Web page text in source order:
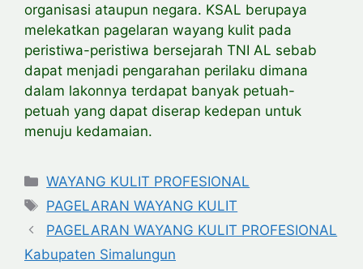
organisasi ataupun negara. KSAL berupaya
melekatkan pagelaran wayang kulit pada
peristiwa-peristiwa bersejarah TNI AL sebab
dapat menjadi pengarahan perilaku dimana
dalam lakonnya terdapat banyak petuah-
petuah yang dapat diserap kedepan untuk
menuju kedamaian.
Categories
WAYANG KULIT PROFESIONAL
Tags
PAGELARAN WAYANG KULIT
PAGELARAN WAYANG KULIT PROFESIONAL
Kabupaten Simalungun